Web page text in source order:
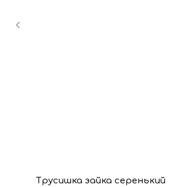
Трусишка зайка серенький